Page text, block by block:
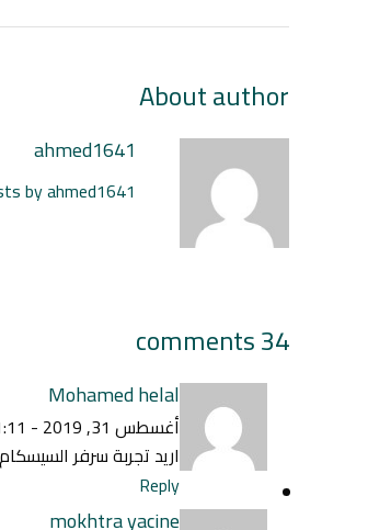
About author
ahmed1641
by ahmed1641
34 comments
Mohamed helal
أغسطس 31, 2019 - 11:11 ص
اريد تجربة سرفر السيسكام
Reply
mokhtra yacine